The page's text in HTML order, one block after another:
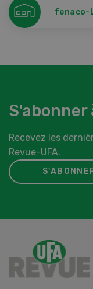
fenaco-
Recevez les
Revue-UFA.